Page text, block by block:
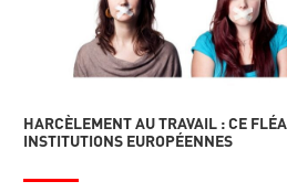
HARCÈLEMENT AU TRAVAIL : CE
INSTITUTIONS EUROPÉENNES